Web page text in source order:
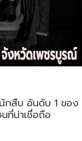
สืบ อันดับ 1 ของ
ที่น่าเชื่อถือ